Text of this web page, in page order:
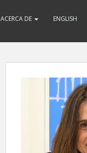
ACERCA DE ENGLISH